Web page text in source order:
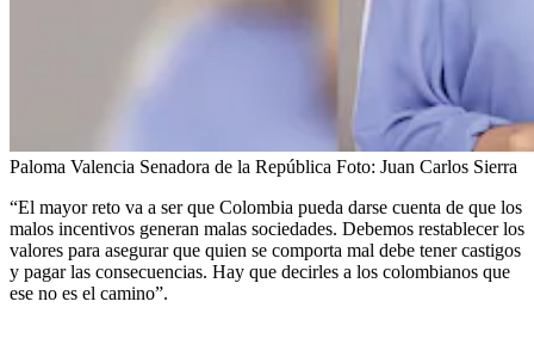
Paloma Valencia Senadora de la República Foto: Juan Carlos Sierra
“El mayor reto va a ser que Colombia pueda darse cuenta de que los
malos incentivos generan malas sociedades. Debemos restablecer los
valores para asegurar que quien se comporta mal debe tener castigos
y pagar las consecuencias. Hay que decirles a los colombianos que
ese no es el camino”.